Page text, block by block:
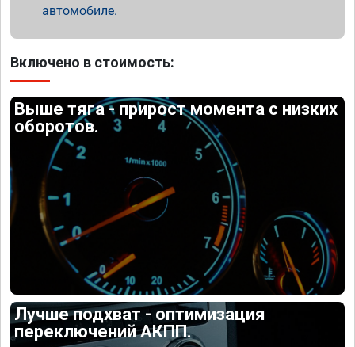
автомобиле.
Включено в стоимость:
Выше тяга - прирост момента с низких
оборотов.
Лучше подхват - оптимизация
переключений АКПП.